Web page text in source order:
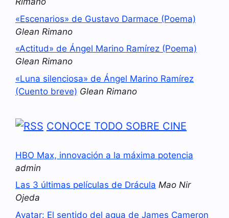
«Escenarios» de Gustavo Darmace (Poema)
Glean Rimano
«Actitud» de Ángel Marino Ramírez (Poema)
Glean Rimano
«Luna silenciosa» de Ángel Marino Ramírez
(Cuento breve) Glean Rimano
CONOCE TODO SOBRE CINE
HBO Max, innovación a la máxima potencia
admin
Las 3 últimas películas de Drácula Mao Nir
Ojeda
Avatar: El sentido del agua de James Cameron